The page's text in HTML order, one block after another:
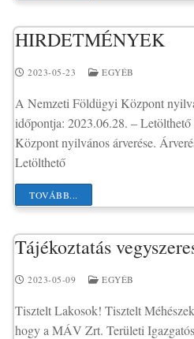
HIRDETMÉNYEK
2023-05-23 EGYÉB
A Nemzeti Földügyi Központ
időpontja: 2023.06.28. –
Központ nyilvános árverése.
Letölthető
TOVÁBB...
Tájékoztatás
2023-05-09 EGYÉB
Tisztelt Lakosok! Tisztelt
hogy a MÁV Zrt. Területi